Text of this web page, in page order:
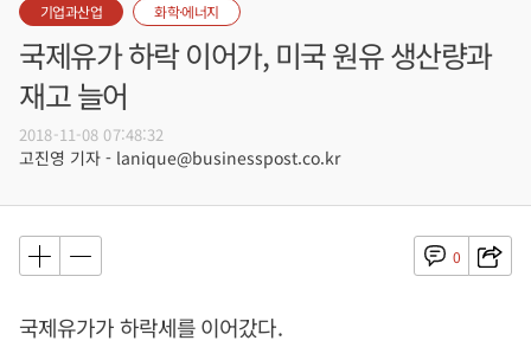
기업과산업 화학·에너지
국제유가 하락 이어가, 미국 원유 생산량과
재고 늘어
2018-11-08 07:48:32
고진영 기자 - lanique@businesspost.co.kr
0
국제유가가 하락세를 이어갔다.